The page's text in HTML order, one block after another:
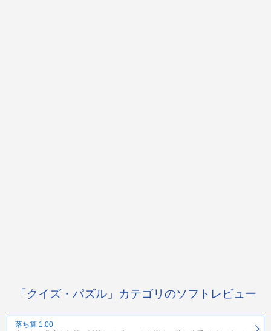
「クイズ・パズル」カテゴリのソフトレビュー
落ち算 1.00